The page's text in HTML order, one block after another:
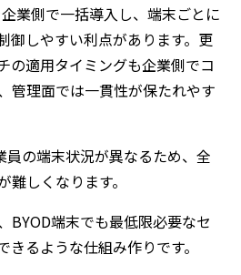
企業側で一括導入し、端末ごとに
御しやすい利点があります。更
の適用タイミングも企業側でコ
管理面では一貫性が保たれやす
員の端末状況が異なるため、全
しくなります。
BYOD端末でも最低限必要なセ
るような仕組み作りです。